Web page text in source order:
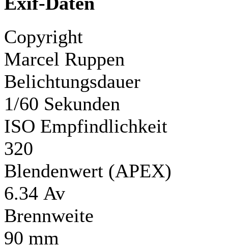
Copyright
Marcel Ruppen
Belichtungsdauer
1/60 Sekunden
ISO Empfindlichkeit
320
Blendenwert (APEX)
6.34 Av
Brennweite
90 mm